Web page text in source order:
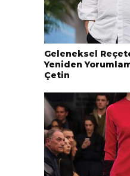
Geleneksel
Yeniden
Çetin